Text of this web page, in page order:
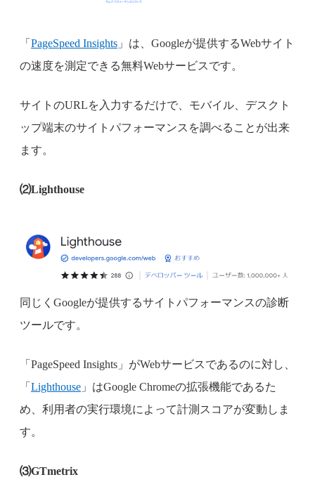
「 PageSpeed Insights 」は、Googleが提供するWebサイト
の速度を測定できる無料Webサービスです。
サイトのURLを入力するだけで、モバイル、デスクト
ップ端末のサイトパフォーマンスを調べることが出来
ます。
⑵Lighthouse
同じくGoogleが提供するサイトパフォーマンスの診断
ツールです。
「PageSpeed Insights」がWebサービスであるのに対し、
「 Lighthouse 」はGoogle Chromeの拡張機能であるた
め、利用者の実行環境によって計測スコアが変動しま
す。
⑶GTmetrix